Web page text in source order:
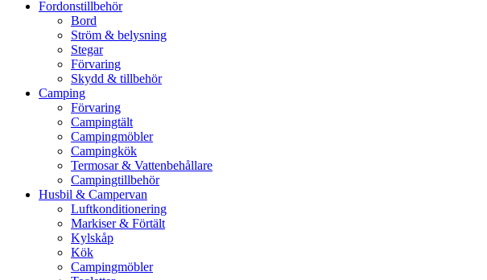
Fordonstillbehör
Bord
Ström & belysning
Stegar
Förvaring
Skydd & tillbehör
Camping
Förvaring
Campingtält
Campingmöbler
Campingkök
Termosar & Vattenbehållare
Campingtillbehör
Husbil & Campervan
Luftkonditionering
Markiser & Förtält
Kylskåp
Kök
Campingmöbler